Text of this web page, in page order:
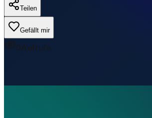
Teilen
Gefällt mir
0Aufrufe